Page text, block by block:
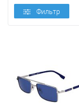
Цена
Назначение / Пол
Отметки
Фильтр